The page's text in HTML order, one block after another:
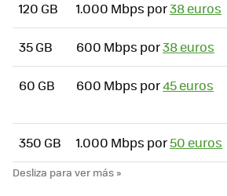
120 GB 1.000 Mbps por38 euros
35 GB 600 Mbps por38 euros
60 GB 600 Mbps por45 euros
350 GB 1.000 Mbps por50 euros